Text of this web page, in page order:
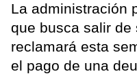
La administración
que busca salir de
reclamará esta
el pago de una